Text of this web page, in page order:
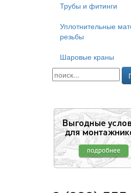
Трубы и фитинги
Уплотнительные
резьбы
Шаровые краны